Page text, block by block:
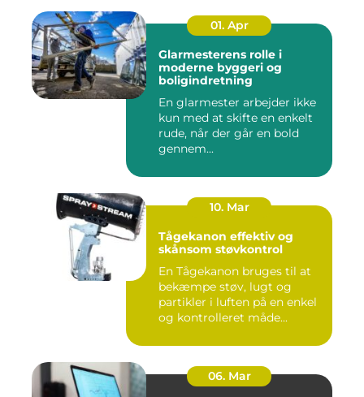
01. Apr
Glarmesterens rolle i
moderne byggeri og
boligindretning
En glarmester arbejder ikke
kun med at skifte en enkelt
rude, når der går en bold
gennem...
10. Mar
Tågekanon effektiv og
skånsom støvkontrol
En Tågekanon bruges til at
bekæmpe støv, lugt og
partikler i luften på en enkel
og kontrolleret måde...
06. Mar